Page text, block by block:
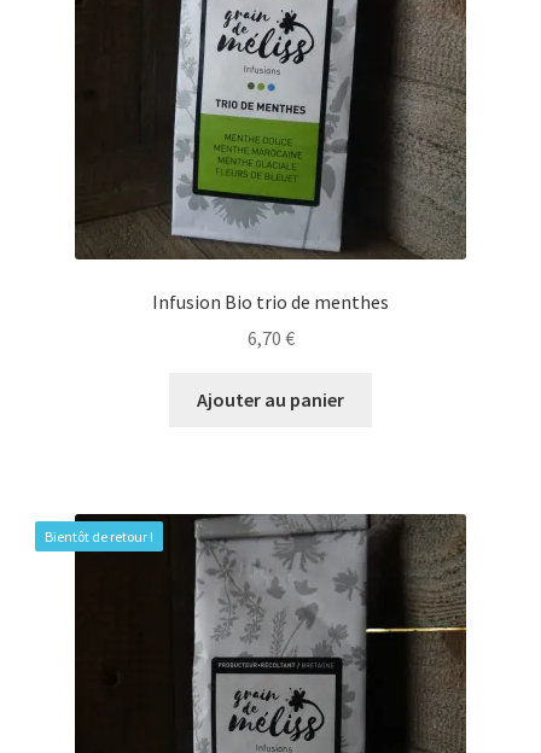
Infusion Bio trio de menthes
6,70 €
Ajouter au panier
Bientôt de retour !